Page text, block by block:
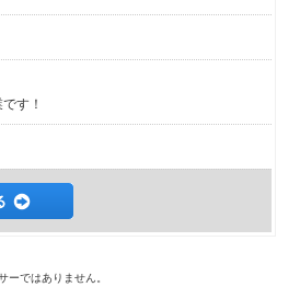
す！
ーではありません。